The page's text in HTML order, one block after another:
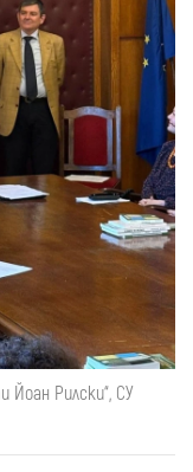
Йоан Рилски“, СУ